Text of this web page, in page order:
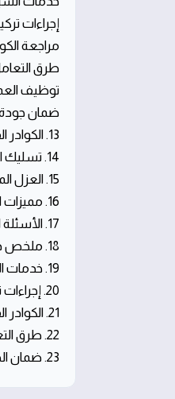
إجراءات
مراجعة
طرق
توظيف
ضمان جودة
13. الكوادر الفنية والخبرات المهنية في صيانة منازل الرياض
14. تسليك المجاري ومعالجة الانسدادات في حي الياسمين
15. العزل المائي والحراري للأسطح والخزانات في حي الياسمين
16. مميزات اختيار فني محترف في حي الياسمين
17. الأسئلة الشائعة حول خدمات السباكة في حي الياسمين
18. ملخص دليل خدمات سباكة حي الياسمين
19. خدمات السباكة المتكاملة في حي الياسمين
20. إجراءات تركيب وتشغيل الأنظمة المائية
21. الكوادر الفنية والخبرات المهنية
22. طرق التعامل مع تسرب المياه والوقاية منها
23. ضمان الجودة وخدمات الصيانة الدورية